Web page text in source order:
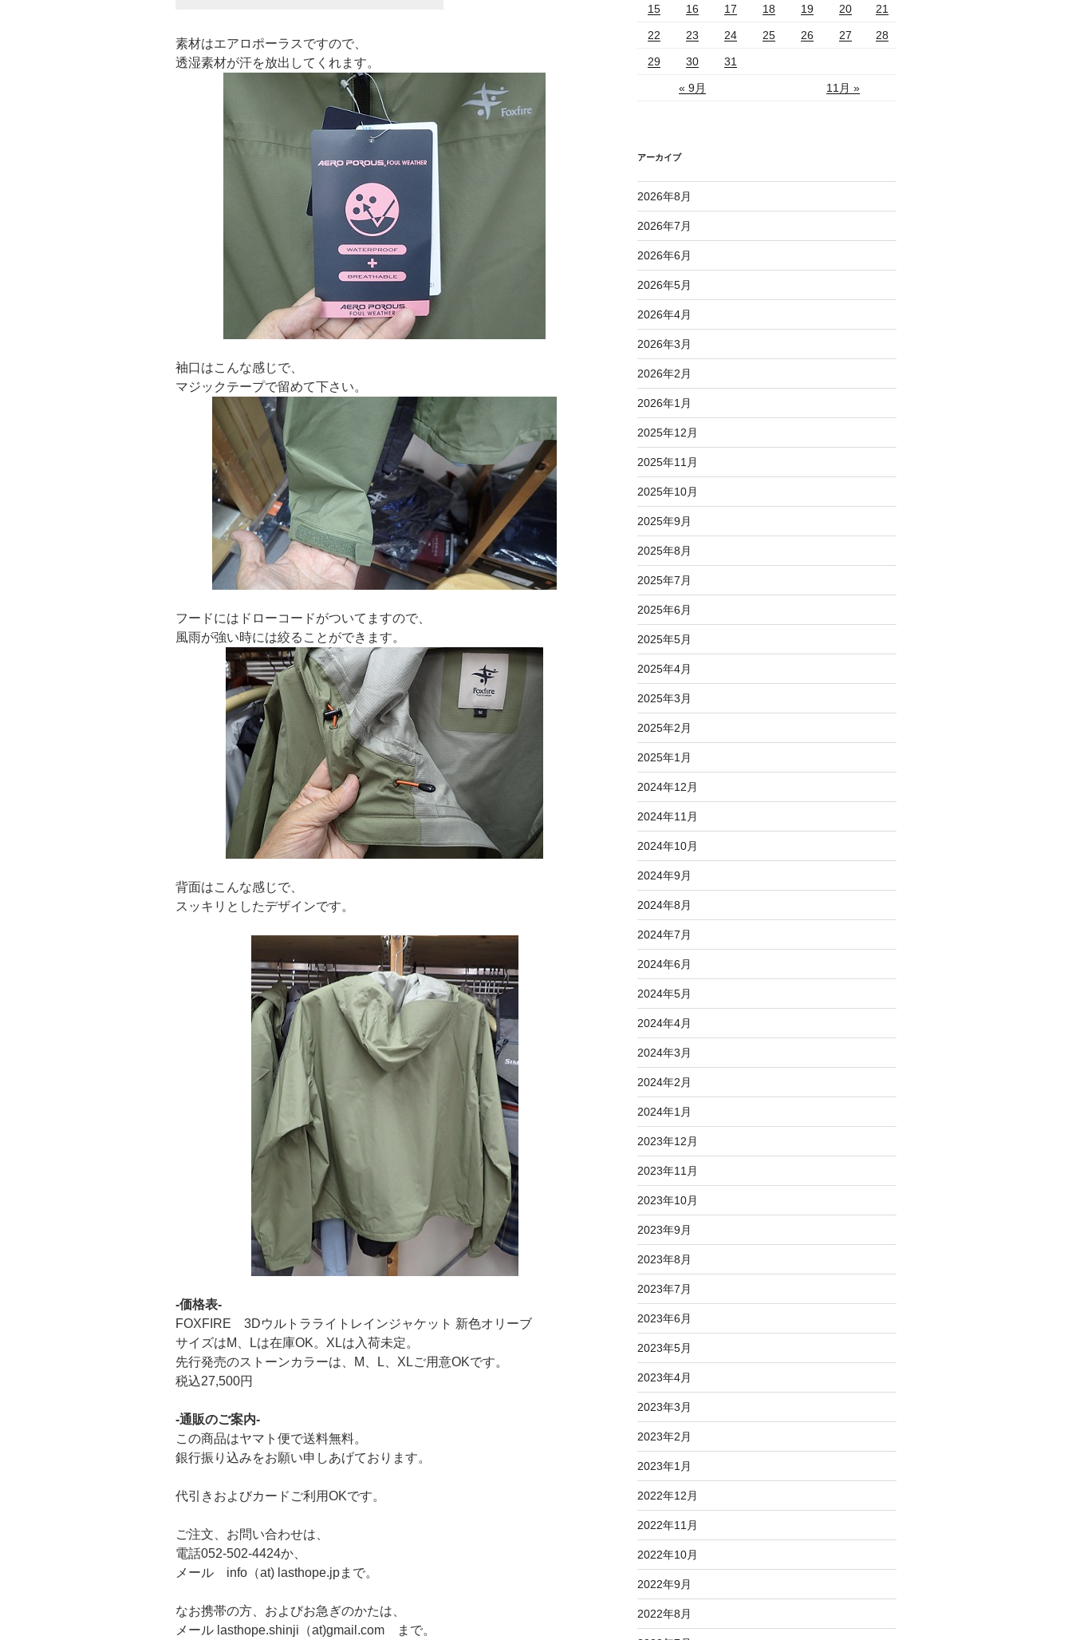
素材はエアロポーラスですので、
透湿素材が汗を放出してくれます。
袖口はこんな感じで、
マジックテープで留めて下さい。
フードにはドローコードがついてますので、
風雨が強い時には絞ることができます。
背面はこんな感じで、
スッキリとしたデザインです。
-価格表-
FOXFIRE 3Dウルトラライトレインジャケット 新色オリーブ
サイズはM、Lは在庫OK。XLは入荷未定。
先行発売のストーンカラーは、M、L、XLご用意OKです。
税込27,500円
-通販のご案内-
この商品はヤマト便で送料無料。
銀行振り込みをお願い申しあげております。
代引きおよびカードご利用OKです。
ご注文、お問い合わせは、
電話052-502-4424か、
メール info（at) lasthope.jpまで。
なお携帯の方、およびお急ぎのかたは、
メール lasthope.shinji（at)gmail.com まで。
« 9月 11月 »
15 16 17 18 19 20 21
22 23 24 25 26 27 28
29 30 31
アーカイブ
2026年8月
2026年7月
2026年6月
2026年5月
2026年4月
2026年3月
2026年2月
2026年1月
2025年12月
2025年11月
2025年10月
2025年9月
2025年8月
2025年7月
2025年6月
2025年5月
2025年4月
2025年3月
2025年2月
2025年1月
2024年12月
2024年11月
2024年10月
2024年9月
2024年8月
2024年7月
2024年6月
2024年5月
2024年4月
2024年3月
2024年2月
2024年1月
2023年12月
2023年11月
2023年10月
2023年9月
2023年8月
2023年7月
2023年6月
2023年5月
2023年4月
2023年3月
2023年2月
2023年1月
2022年12月
2022年11月
2022年10月
2022年9月
2022年8月